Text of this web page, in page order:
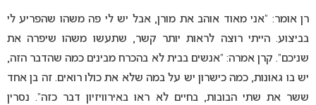
רן אומר: “אני מאוד אוהב את מורן, אבל יש לי פה משהו שהפריע לי
בביצוע. הייתי רוצה לראות יותר קשר, שתעשו משהו שיפרה את
שניכם”. קרן אמרה: “אנשים בבית לא בהכרח מבינים כמה שהדבר הזה,
יש בו גאונות, כמה כישרון יש על במה שלא את כולו רואים. זה בן אחד
ששר את שתי הבובות, בחיים לא ראו באירוויזיון דבר כזה”. נסרין